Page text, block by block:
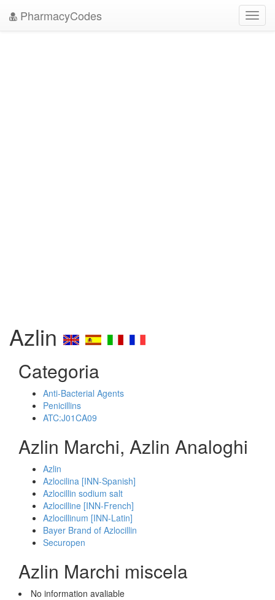
PharmacyCodes
Azlin
Categoria
Anti-Bacterial Agents
Penicillins
ATC:J01CA09
Azlin Marchi, Azlin Analoghi
Azlin
Azlocilina [INN-Spanish]
Azlocillin sodium salt
Azlocilline [INN-French]
Azlocillinum [INN-Latin]
Bayer Brand of Azlocillin
Securopen
Azlin Marchi miscela
No information avaliable